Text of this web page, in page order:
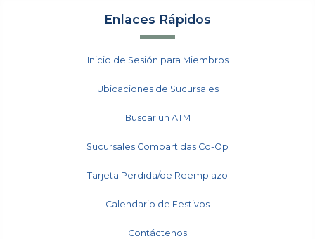
Enlaces Rápidos
Inicio de Sesión para Miembros
Ubicaciones de Sucursales
Buscar un ATM
Sucursales Compartidas Co-Op
Tarjeta Perdida/de Reemplazo
Calendario de Festivos
Contáctenos